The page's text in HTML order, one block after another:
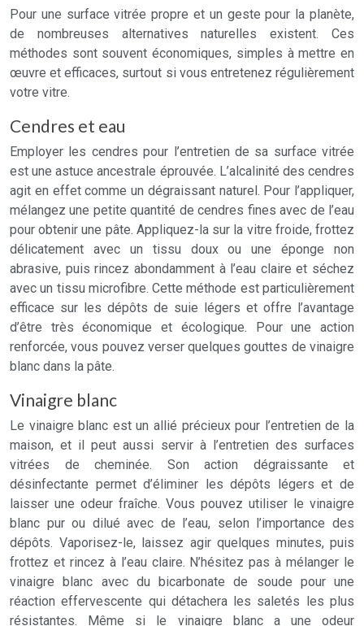
Pour une surface vitrée propre et un geste pour la planète,
de nombreuses alternatives naturelles existent. Ces
méthodes sont souvent économiques, simples à mettre en
œuvre et efficaces, surtout si vous entretenez régulièrement
votre vitre.
Cendres et eau
Employer les cendres pour l’entretien de sa surface vitrée
est une astuce ancestrale éprouvée. L’alcalinité des cendres
agit en effet comme un dégraissant naturel. Pour l’appliquer,
mélangez une petite quantité de cendres fines avec de l’eau
pour obtenir une pâte. Appliquez-la sur la vitre froide, frottez
délicatement avec un tissu doux ou une éponge non
abrasive, puis rincez abondamment à l’eau claire et séchez
avec un tissu microfibre. Cette méthode est particulièrement
efficace sur les dépôts de suie légers et offre l’avantage
d’être très économique et écologique. Pour une action
renforcée, vous pouvez verser quelques gouttes de vinaigre
blanc dans la pâte.
Vinaigre blanc
Le vinaigre blanc est un allié précieux pour l’entretien de la
maison, et il peut aussi servir à l’entretien des surfaces
vitrées de cheminée. Son action dégraissante et
désinfectante permet d’éliminer les dépôts légers et de
laisser une odeur fraîche. Vous pouvez utiliser le vinaigre
blanc pur ou dilué avec de l’eau, selon l’importance des
dépôts. Vaporisez-le, laissez agir quelques minutes, puis
frottez et rincez à l’eau claire. N’hésitez pas à mélanger le
vinaigre blanc avec du bicarbonate de soude pour une
réaction effervescente qui détachera les saletés les plus
résistantes. Même si le vinaigre blanc a une odeur